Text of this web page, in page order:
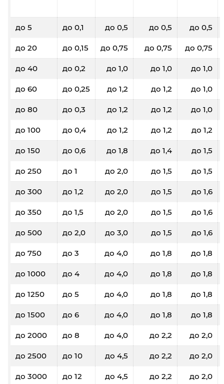
до 5 до 0,1 до 0,5 до 0,5 до 0,5
до 20 до 0,15 до 0,75 до 0,75 до 0,75
до 40 до 0,2 до 1,0 до 1,0 до 1,0
до 60 до 0,25 до 1,2 до 1,2 до 1,0
до 80 до 0,3 до 1,2 до 1,2 до 1,0
до 100 до 0,4 до 1,2 до 1,2 до 1,2
до 150 до 0,6 до 1,8 до 1,4 до 1,5
до 250 до 1 до 2,0 до 1,5 до 1,5
до 300 до 1,2 до 2,0 до 1,5 до 1,6
до 350 до 1,5 до 2,0 до 1,5 до 1,6
до 500 до 2,0 до 3,0 до 1,5 до 1,6
до 750 до 3 до 4,0 до 1,8 до 1,8
до 1000 до 4 до 4,0 до 1,8 до 1,8
до 1250 до 5 до 4,0 до 1,8 до 1,8
до 1500 до 6 до 4,0 до 1,8 до 1,8
до 2000 до 8 до 4,0 до 2,2 до 2,0
до 2500 до 10 до 4,5 до 2,2 до 2,0
до 3000 до 12 до 4,5 до 2,2 до 2,0